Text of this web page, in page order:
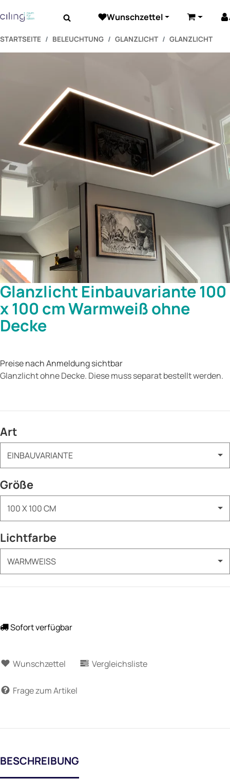
Akustik Beleuchtung Elektrozubehör
Wunschzettel Warenkorb
STARTSEITE BELEUCHTUNG GLANZLICHT GLANZLICHT
Glanzlicht Einbauvariante 100
x 100 cm Warmweiß ohne
Decke
Preise nach Anmeldung sichtbar
Glanzlicht ohne Decke. Diese muss separat bestellt werden.
Art
EINBAUVARIANTE
Größe
100 X 100 CM
Lichtfarbe
WARMWEISS
Sofort verfügbar
Wunschzettel Vergleichsliste
Frage zum Artikel
BESCHREIBUNG